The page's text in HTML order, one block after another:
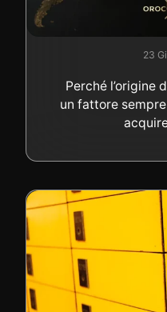
23
Perché l’origine
un fattore